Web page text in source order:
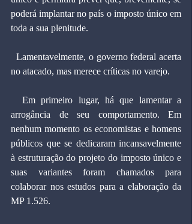
poderá implantar no país o imposto único em
toda a sua plenitude.
  Lamentavelmente, o governo federal acerta
no atacado, mas merece críticas no varejo.
arrogância de seu comportamento. Em
nenhum momento os economistas e homens
públicos que se dedicaram incansavelmente
à estruturação do projeto do imposto único e
suas variantes foram chamados para
colaborar nos estudos para a elaboração da
MP 1.526.